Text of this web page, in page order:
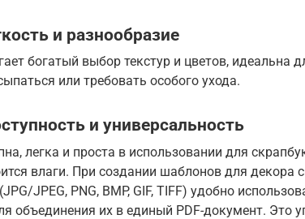
и разнообразие
богатый выбор текстур и цветов, идеальна
или требовать особого ухода.
и универсальность
легка и проста в использовании для
влаги. При создании шаблонов для декора
JPEG, PNG, BMP, GIF, TIFF) удобно
объединения их в единый PDF-документ. Это